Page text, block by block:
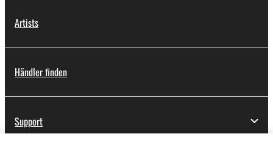
Artists
Händler finden
Support